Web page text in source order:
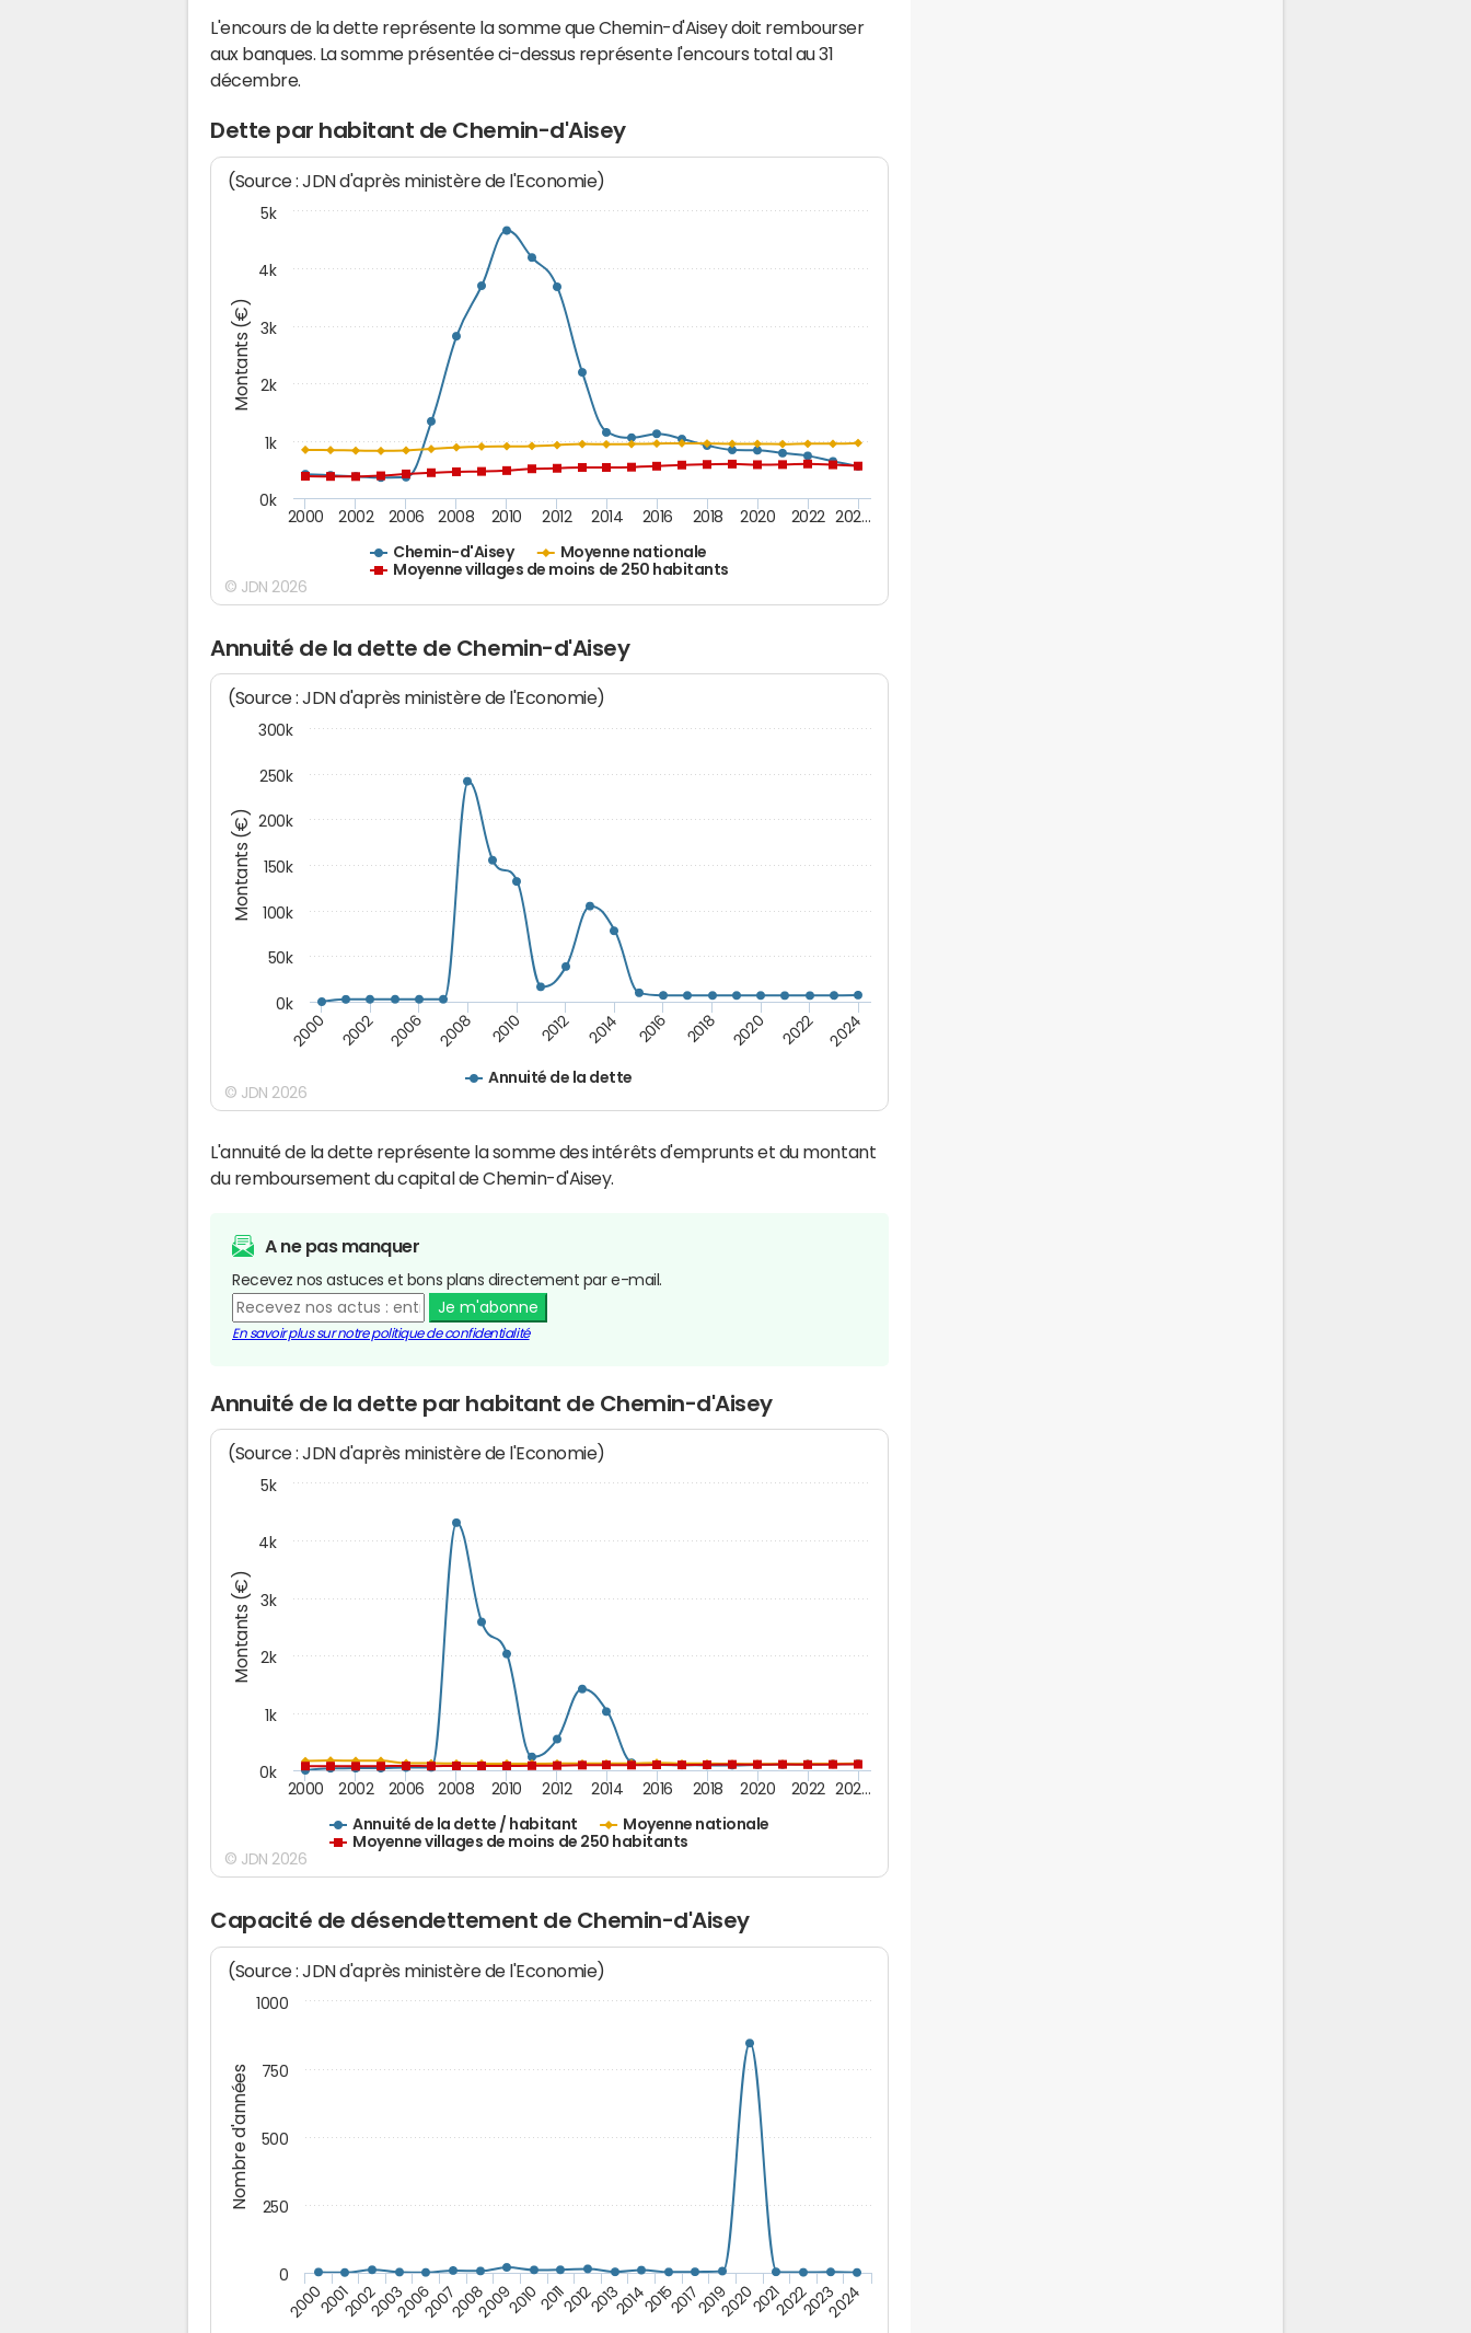
L'encours de la dette représente la somme que Chemin-d'Aisey doit rembourser
aux banques. La somme présentée ci-dessus représente l'encours total au 31
décembre.
Dette par habitant de Chemin-d'Aisey
Montants (€)
(Source : JDN d'après ministère de l'Economie)
Chemin-d'Aisey
Moyenne nationale
Moyenne villages de moins de 250 habitants
2000 2002 2006 2008 2010 2012 2014 2016 2018 2020 2022 202…
0k
1k
2k
3k
4k
5k
© JDN 2026
Annuité de la dette de Chemin-d'Aisey
Montants (€)
(Source : JDN d'après ministère de l'Economie)
Annuité de la dette
2000 2002 2006 2008 2010 2012 2014 2016 2018 2020 2022 2024
0k
50k
100k
150k
200k
250k
300k
© JDN 2026
L'annuité de la dette représente la somme des intérêts d'emprunts et du montant
du remboursement du capital de Chemin-d'Aisey.
A ne pas manquer
Recevez nos astuces et bons plans directement par e-mail.
Je m'abonne
En savoir plus sur notre politique de confidentialité
Annuité de la dette par habitant de Chemin-d'Aisey
Montants (€)
(Source : JDN d'après ministère de l'Economie)
Annuité de la dette / habitant
Moyenne nationale
Moyenne villages de moins de 250 habitants
2000 2002 2006 2008 2010 2012 2014 2016 2018 2020 2022 202…
0k
1k
2k
3k
4k
5k
© JDN 2026
Capacité de désendettement de Chemin-d'Aisey
Nombre d'années
(Source : JDN d'après ministère de l'Economie)
200020012002200320062007200820092010201120122013201420152017201920202021202220232024
0
250
500
750
1000